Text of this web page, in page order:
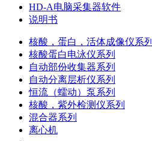
HD-A电脑采集器软件
说明书
核酸，蛋白，活体成像仪系列
核酸蛋白电泳仪系列
自动部份收集器系列
自动分离层析仪系列
恒流（蠕动）泵系列
核酸，紫外检测仪系列
混合器系列
离心机